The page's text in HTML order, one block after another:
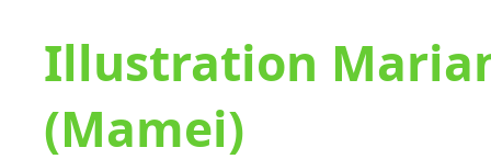
Illustration
(Mamei)